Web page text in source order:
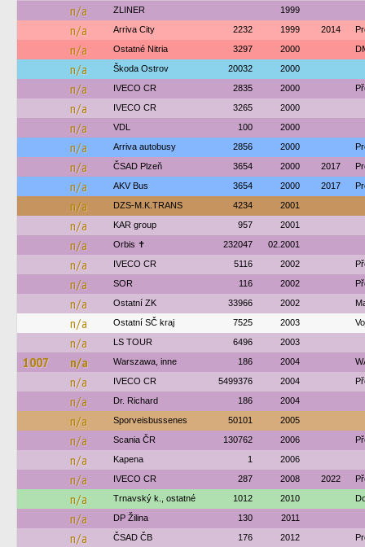
n/a ZLINER 1999
n/a Arriva City 2232 1999 2014
n/a Ostatné Nitria 3297 2000
n/a Škoda Ostrov 20032 2000
n/a IVECO CR 2835 2000
n/a IVECO CR 3265 2000
n/a VDL 100 2000
n/a Arriva autobusy 2856 2000
n/a ČSAD Plzeň 3654 2000 2017
n/a AKV Bus 3654 2000 2017
n/a DZS-M.K.TRANS 4234 2001
n/a KAR group 957 2001
n/a Orbis ✝ 232047 02.2001
n/a IVECO CR 5116 2002
n/a SOR 116 2002
n/a Ostatní ZK 33966 2002
n/a Ostatní SČ kraj 7525 2003
n/a LS TOUR 6496 2003
1007 n/a Warszawa, inne 186 2004
n/a IVECO CR 5499376 2004
n/a Dr. Richard 186 2004
n/a Sporveisbussenes 50101 2005
n/a Scania ČR 130762 2006
n/a Kapena 1 2006
n/a IVECO CR 287 2008 2022
n/a Trnavský k., ostatné 1012 2010
n/a DP Žilina 130 2011
n/a ČSAD ČB 176 2012